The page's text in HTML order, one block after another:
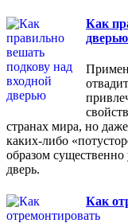
Как
дверью
странах мира, но
каких-либо
образом
дверь.
Как